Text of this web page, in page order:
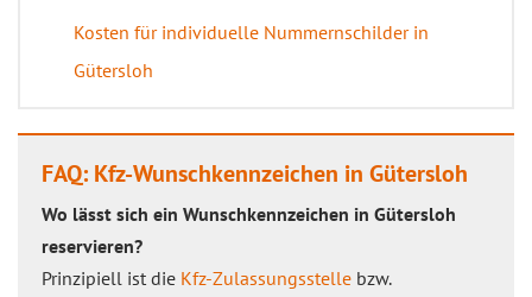
Kosten für individuelle Nummernschilder in
Gütersloh
FAQ: Kfz-Wunschkennzeichen in Gütersloh
Wo lässt sich ein Wunschkennzeichen in Gütersloh
reservieren?
Prinzipiell ist die Kfz-Zulassungsstelle bzw.